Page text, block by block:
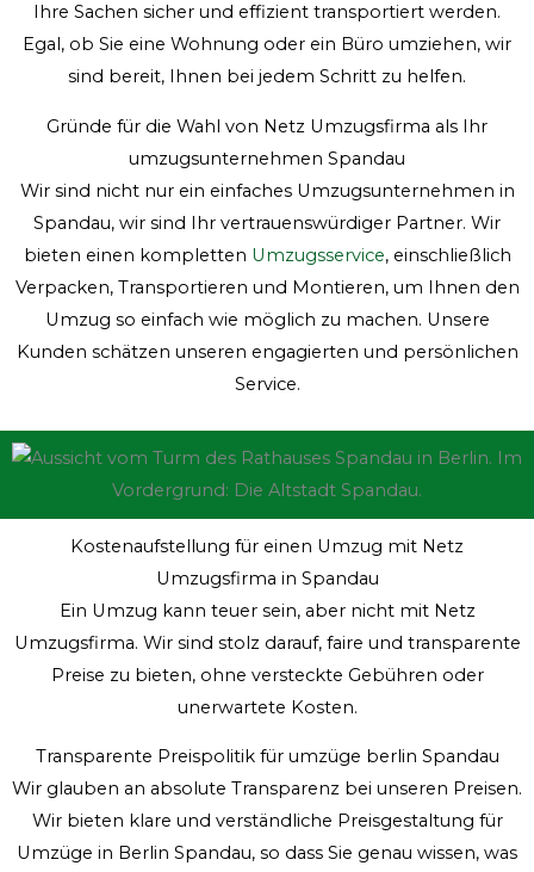
Ihre Sachen sicher und effizient transportiert werden.
Egal, ob Sie eine Wohnung oder ein Büro umziehen, wir
sind bereit, Ihnen bei jedem Schritt zu helfen.
Gründe für die Wahl von Netz Umzugsfirma als Ihr
umzugsunternehmen Spandau
Wir sind nicht nur ein einfaches Umzugsunternehmen in
Spandau, wir sind Ihr vertrauenswürdiger Partner. Wir
bieten einen kompletten Umzugsservice, einschließlich
Verpacken, Transportieren und Montieren, um Ihnen den
Umzug so einfach wie möglich zu machen. Unsere
Kunden schätzen unseren engagierten und persönlichen
Service.
Kostenaufstellung für einen Umzug mit Netz
Umzugsfirma in Spandau
Ein Umzug kann teuer sein, aber nicht mit Netz
Umzugsfirma. Wir sind stolz darauf, faire und transparente
Preise zu bieten, ohne versteckte Gebühren oder
unerwartete Kosten.
Transparente Preispolitik für umzüge berlin Spandau
Wir glauben an absolute Transparenz bei unseren Preisen.
Wir bieten klare und verständliche Preisgestaltung für
Umzüge in Berlin Spandau, so dass Sie genau wissen, was